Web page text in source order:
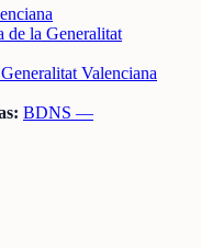
de la Generalitat
Valenciana
BDNS —